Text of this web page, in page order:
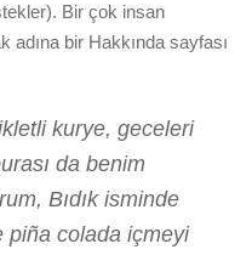
Bir çok insan
adına bir Hakkında sayfası
kurye, geceleri
da benim
Bıdık isminde
piña colada içmeyi